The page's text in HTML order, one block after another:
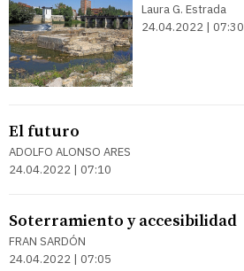
Laura G. Estrada
24.04.2022 | 07:30
El futuro
ADOLFO ALONSO ARES
24.04.2022 | 07:10
Soterramiento y accesibilidad
FRAN SARDÓN
24.04.2022 | 07:05